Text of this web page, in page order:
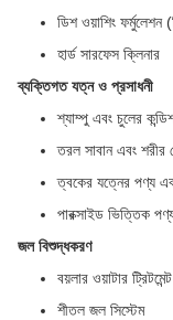
ডিশ ওয়াশিং
হার্ড সারফেস ক্লিনার
ব্যক্তিগত যত্ন ও প্রসাধনী
শ্যাম্পু এবং চুলের
তরল সাবান এবং শরীর
ত্বকের যত্নের পণ্য
পারক্সাইড ভিত্তিক
জল বিশুদ্ধকরণ
বয়লার ওয়াটার
শীতল জল সিস্টেম